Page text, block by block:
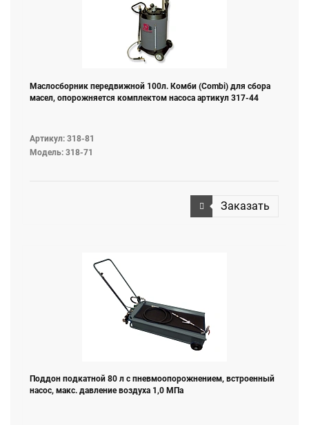
Маслосборник передвижной 100л. Комби (Combi) для сбора
масел, опорожняется комплектом насоса артикул 317-44
Артикул: 318-81
Модель: 318-71
Заказать
Поддон подкатной 80 л с пневмоопорожнением, встроенный
насос, макс. давление воздуха 1,0 МПа